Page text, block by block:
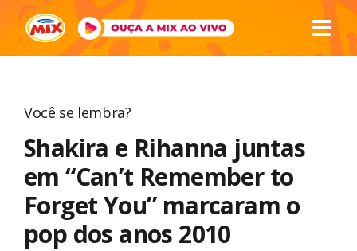
Você se lembra?
Shakira e Rihanna juntas
em “Can’t Remember to
Forget You” marcaram o
pop dos anos 2010